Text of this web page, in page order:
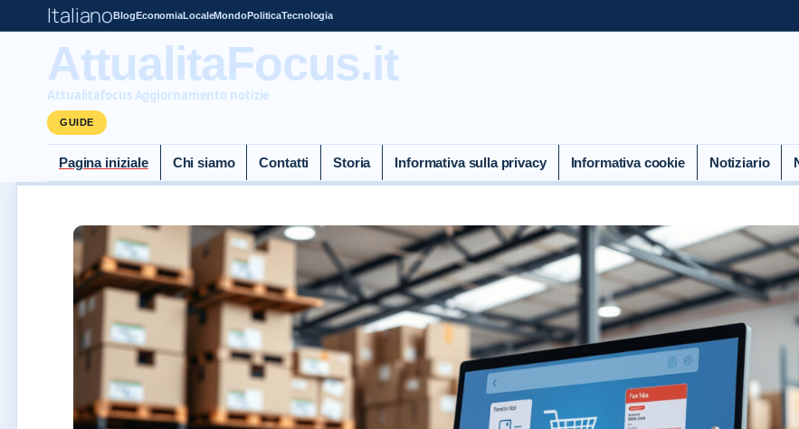
ItalianoBlogEconomiaLocaleMondoPoliticaTecnologia
AttualitaFocus.it
Attualitafocus Aggiornamento notizie
GUIDE
Pagina iniziale Chi siamo Contatti Storia Informativa sulla privacy Informativa cookie Notiziario